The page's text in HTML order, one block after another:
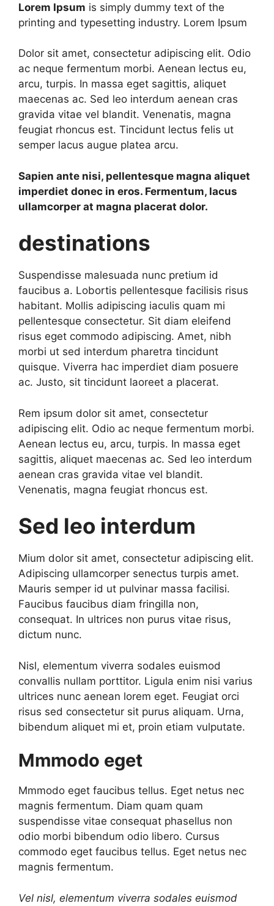
Lorem Ipsum is simply dummy text of the
printing and typesetting industry. Lorem Ipsum
Dolor sit amet, consectetur adipiscing elit. Odio
ac neque fermentum morbi. Aenean lectus eu,
arcu, turpis. In massa eget sagittis, aliquet
maecenas ac. Sed leo interdum aenean cras
gravida vitae vel blandit. Venenatis, magna
feugiat rhoncus est. Tincidunt lectus felis ut
semper lacus augue platea arcu.
Sapien ante nisi, pellentesque magna aliquet
imperdiet donec in eros. Fermentum, lacus
ullamcorper at magna placerat dolor.
destinations
Suspendisse malesuada nunc pretium id
faucibus a. Lobortis pellentesque facilisis risus
habitant. Mollis adipiscing iaculis quam mi
pellentesque consectetur. Sit diam eleifend
risus eget commodo adipiscing. Amet, nibh
morbi ut sed interdum pharetra tincidunt
quisque. Viverra hac imperdiet diam posuere
ac. Justo, sit tincidunt laoreet a placerat.
Rem ipsum dolor sit amet, consectetur
adipiscing elit. Odio ac neque fermentum morbi.
Aenean lectus eu, arcu, turpis. In massa eget
sagittis, aliquet maecenas ac. Sed leo interdum
aenean cras gravida vitae vel blandit.
Venenatis, magna feugiat rhoncus est.
Sed leo interdum
Mium dolor sit amet, consectetur adipiscing elit.
Adipiscing ullamcorper senectus turpis amet.
Mauris semper id ut pulvinar massa facilisi.
Faucibus faucibus diam fringilla non,
consequat. In ultrices non purus vitae risus,
dictum nunc.
Nisl, elementum viverra sodales euismod
convallis nullam porttitor. Ligula enim nisi varius
ultrices nunc aenean lorem eget. Feugiat orci
risus sed consectetur sit purus aliquam. Urna,
bibendum aliquet mi et, proin etiam vulputate.
Mmmodo eget
Mmmodo eget faucibus tellus. Eget netus nec
magnis fermentum. Diam quam quam
suspendisse vitae consequat phasellus non
odio morbi bibendum odio libero. Cursus
commodo eget faucibus tellus. Eget netus nec
magnis fermentum.
Vel nisl, elementum viverra sodales euismod